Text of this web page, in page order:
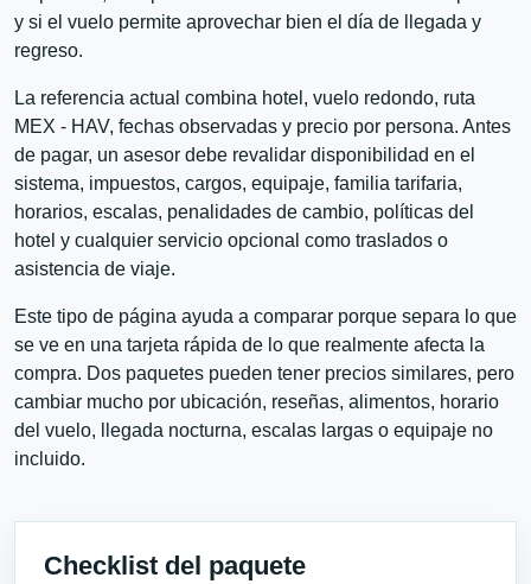
y si el vuelo permite aprovechar bien el día de llegada y
regreso.
La referencia actual combina hotel, vuelo redondo, ruta
MEX - HAV, fechas observadas y precio por persona. Antes
de pagar, un asesor debe revalidar disponibilidad en el
sistema, impuestos, cargos, equipaje, familia tarifaria,
horarios, escalas, penalidades de cambio, políticas del
hotel y cualquier servicio opcional como traslados o
asistencia de viaje.
Este tipo de página ayuda a comparar porque separa lo que
se ve en una tarjeta rápida de lo que realmente afecta la
compra. Dos paquetes pueden tener precios similares, pero
cambiar mucho por ubicación, reseñas, alimentos, horario
del vuelo, llegada nocturna, escalas largas o equipaje no
incluido.
Checklist del paquete